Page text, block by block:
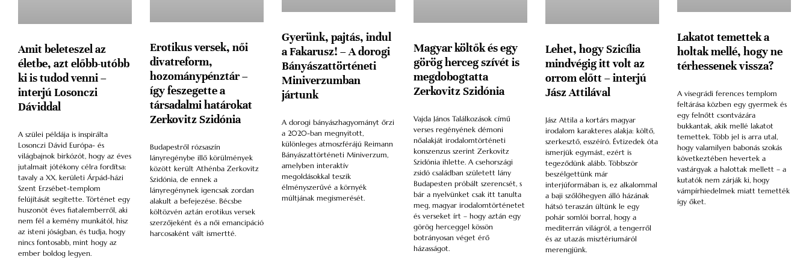
Amit beleteszel az
életbe, azt előbb-utóbb
ki is tudod venni –
interjú Losonczi
Dáviddal
A szülei példája is inspirálta
Losonczi Dávid Európa- és
világbajnok birkózót, hogy az éves
jutalmait jótékony célra fordítsa:
tavaly a XX. kerületi Árpád-házi
Szent Erzsébet-templom
felújítását segítette. Történet egy
huszonöt éves fiatalemberről, aki
nem fél a kemény munkától, hisz
az isteni jóságban, és tudja, hogy
nincs fontosabb, mint hogy az
ember boldog legyen.
Erotikus versek, női
divatreform,
hozománypénztár –
így feszegette a
társadalmi határokat
Zerkovitz Szidónia
Budapestről rózsaszín
lányregénybe illő körülmények
között került Athénba Zerkovitz
Szidónia, de ennek a
lányregénynek igencsak zordan
alakult a befejezése. Bécsbe
költözvén aztán erotikus versek
szerzőjeként és a női emancipáció
harcosaként vált ismertté.
Gyerünk, pajtás, indul
a Fakarusz! – A dorogi
Bányászattörténeti
Miniverzumban
jártunk
A dorogi bányászhagyományt őrzi
a 2020-ban megnyitott,
különleges atmoszférájú Reimann
Bányászattörténeti Miniverzum,
amelyben interaktív
megoldásokkal teszik
élményszerűvé a környék
múltjának megismerését.
Magyar költők és egy
görög herceg szívét is
megdobogtatta
Zerkovitz Szidónia
Vajda János Találkozások című
verses regényének démoni
nőalakját irodalomtörténeti
konszenzus szerint Zerkovitz
Szidónia ihlette. A csehországi
zsidó családban született lány
Budapesten próbált szerencsét, s
bár a nyelvünket csak itt tanulta
meg, magyar irodalomtörténetet
és verseket írt – hogy aztán egy
görög herceggel kössön
botrányosan véget érő
házasságot.
Lehet, hogy Szicília
mindvégig itt volt az
orrom előtt – interjú
Jász Attilával
Jász Attila a kortárs magyar
irodalom karakteres alakja: költő,
szerkesztő, esszéíró. Évtizedek óta
ismerjük egymást, ezért is
tegeződünk alább. Többször
beszélgettünk már
interjúformában is, ez alkalommal
a baji szőlőhegyen álló házának
hátsó teraszán ültünk le egy
pohár somlói borral, hogy a
mediterrán világról, a tengerről
és az utazás misztériumáról
merengjünk.
Lakatot temettek a
holtak mellé, hogy ne
térhessenek vissza?
A visegrádi ferences templom
feltárása közben egy gyermek és
egy felnőtt csontvázára
bukkantak, akik mellé lakatot
temettek. Több jel is arra utal,
hogy valamilyen babonás szokás
következtében hevertek a
vastárgyak a halottak mellett – a
kutatók nem zárják ki, hogy
vámpírhiedelmek miatt temették
így őket.